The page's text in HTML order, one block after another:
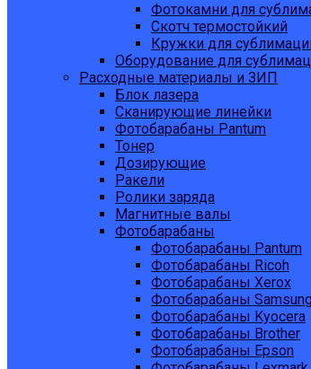
Фотокамни для
Скотч термостойкий
Кружки для
Оборудование для
Расходные материалы и ЗИП
Блок лазера
Сканирующие линейки
Фотобарабаны Pantum
Тонер
Дозирующие
Ракели
Ролики заряда
Магнитные валы
Фотобарабаны
Фотобарабаны Pantum
Фотобарабаны Ricoh
Фотобарабаны Xerox
Фотобарабаны
Фотобарабаны Kyocera
Фотобарабаны Brother
Фотобарабаны Epson